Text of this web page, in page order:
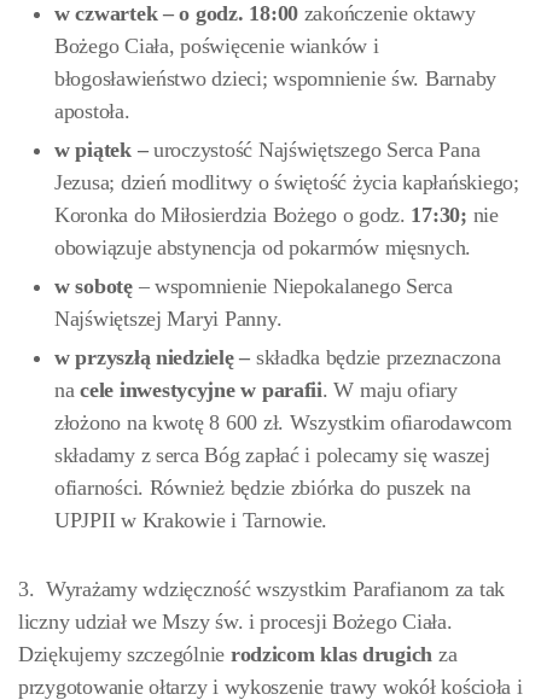
w czwartek – o godz. 18:00 zakończenie oktawy
Bożego Ciała, poświęcenie wianków i
błogosławieństwo dzieci; wspomnienie św. Barnaby
apostoła.
w piątek –uroczystość Najświętszego Serca Pana
Jezusa; dzień modlitwy o świętość życia kapłańskiego;
Koronka do Miłosierdzia Bożego o godz. 17:30; nie
obowiązuje abstynencja od pokarmów mięsnych.
w sobotę– wspomnienie Niepokalanego Serca
Najświętszej Maryi Panny.
w przyszłą niedzielę – składka będzie przeznaczona
nacele inwestycyjne w parafii. W maju ofiary
złożono na kwotę 8 600 zł. Wszystkim ofiarodawcom
składamy z serca Bóg zapłać i polecamy się waszej
ofiarności. Również będzie zbiórka do puszek na
UPJPII w Krakowie i Tarnowie.
3. Wyrażamy wdzięczność wszystkim Parafianom za tak
liczny udział we Mszy św. i procesji Bożego Ciała.
Dziękujemy szczególnie rodzicom klas drugich za
przygotowanie ołtarzy i wykoszenie trawy wokół kościoła i